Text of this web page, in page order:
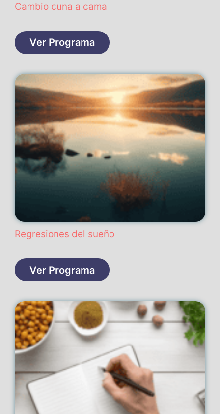
Cambio cuna a cama
Ver Programa
Regresiones del sueño
Ver Programa